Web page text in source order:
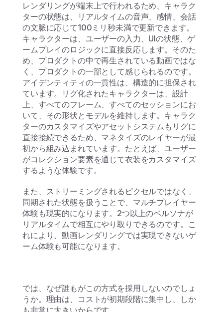
レンダリングが端末上で行われるため、キャラク
ターの状態は、リアルタイムの音声、感情、会話
の文脈に応じて100ミリ秒未満で更新できます。
キャラクターは、ユーザーの入力、UIの状態、ゲ
ームプレイのロジックに直接反応します。そのた
め、プロダクトの中で再生されている動画ではな
く、プロダクトの一部として感じられるのです。
アイデンティティの一貫性は、構造的に担保され
ています。リグ化されたキャラクターは、設計
上、すべてのフレーム、すべてのセッションにお
いて、その形状とモデルを維持します。キャラク
ターのカスタマイズやアセットシステムもリグに
直接接続できるため、マネタイズのレイヤーが最
初から組み込まれています。たとえば、ユーザー
がコレクション要素を通じて衣装をカスタマイズ
するような体験です。
また、ストリーミングされるピクセルではなく、
同期された状態を扱うことで、マルチプレイヤー
体験も現実的になります。2つ以上のペルソナが
リアルタイムで相互にやり取りできるのです。こ
れにより、動画レンダリングでは実現できないゲ
ーム体験も可能になります。
では、なぜ誰もがこの方式を採用しないのでしょ
うか。理由は、コストが初期段階に集中し、しか